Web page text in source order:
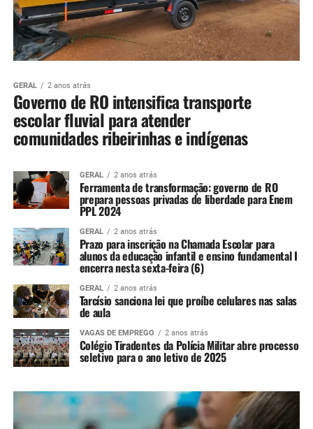
GERAL 2 anos atrás
Governo de RO intensifica transporte
escolar fluvial para atender
comunidades ribeirinhas e indígenas
GERAL 2 anos atrás
Ferramenta de transformação: governo de RO
prepara pessoas privadas de liberdade para Enem
PPL 2024
GERAL 2 anos atrás
Prazo para inscrição na Chamada Escolar para
alunos da educação infantil e ensino fundamental I
encerra nesta sexta-feira (6)
GERAL 2 anos atrás
Tarcísio sanciona lei que proíbe celulares nas salas
de aula
VAGAS DE EMPREGO 2 anos atrás
Colégio Tiradentes da Polícia Militar abre processo
seletivo para o ano letivo de 2025